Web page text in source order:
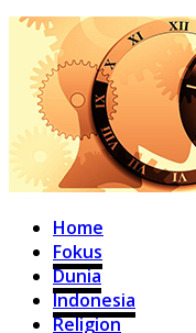
Home
Fokus
Dunia
Indonesia
Religion